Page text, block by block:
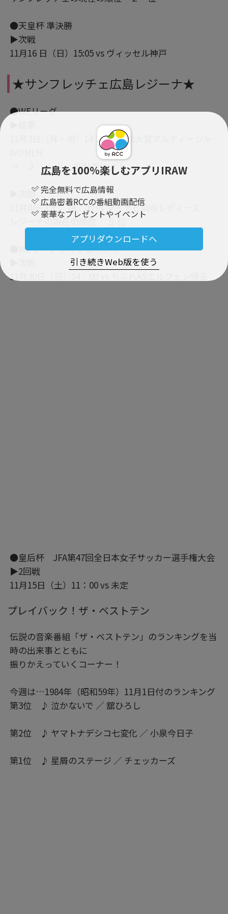
広島を100％楽しむアプリIRAW
完全無料で広島情報
広島密着RCCの番組動画配信
豪華なプレゼントやイベント
アプリダウンロードへ
引き続きWeb版を使う
●天皇杯 準決勝
▶次戦
11月16 日（日）15:05 vs ヴィッセル神戸
★サンフレッチェ広島レジーナ★
●WEリーグ
11月3日（月・祝）14：00 vs RB大宮アルディージャ
→ ２ - ２ で引き分け！
▶次節
11月8日（土）14：00 vs マイナビ仙台レディース
レジーナの現在の順位 ５ 位
●WEリーグ クラシエカップ
11月30日（日）14：00 vs ちふれASエルフェン埼玉
●皇后杯 JFA第47回全日本女子サッカー選手権大会
▶2回戦
11月15日（土）11：00 vs 未定
プレイバック！ザ・ベストテン
伝説の音楽番組「ザ・ベストテン」のランキングを当
時の出来事とともに
振りかえっていくコーナー！
今週は…1984年（昭和59年）11月1日付のランキング
第3位 ♪ 泣かないで ／ 舘ひろし
第2位 ♪ ヤマトナデシコ七変化 ／ 小泉今日子
第1位 ♪ 星屑のステージ ／ チェッカーズ